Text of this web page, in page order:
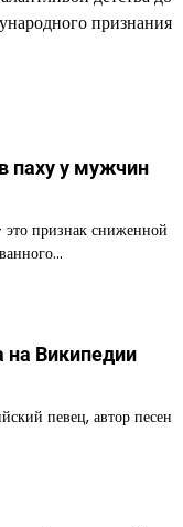
признания
паху у мужчин
признак сниженной
на Википедии
певец, автор песен